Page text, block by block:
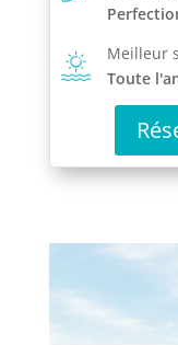
Meilleur
Toute